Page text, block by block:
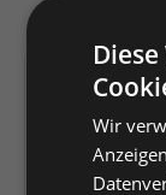
Hersteller:
Wir